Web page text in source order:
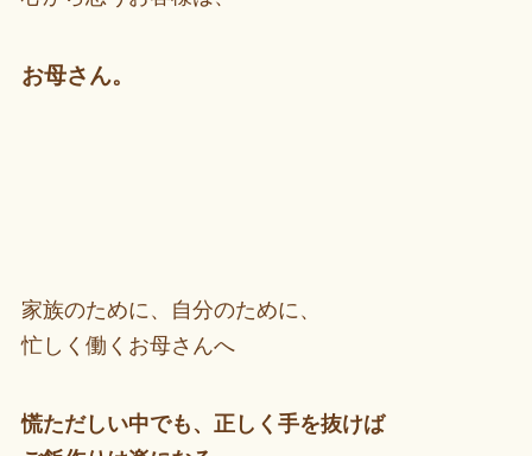
お母さん。
家族のために、自分のために、
忙しく働くお母さんへ
慌ただしい中でも、正しく手を抜けば